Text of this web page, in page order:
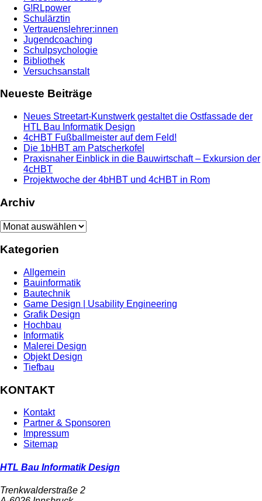
G!RLpower
Schulärztin
Vertrauenslehrer:innen
Jugendcoaching
Schulpsychologie
Bibliothek
Versuchsanstalt
Neueste Beiträge
Neues Streetart-Kunstwerk gestaltet die Ostfassade der
HTL Bau Informatik Design
4cHBT Fußballmeister auf dem Feld!
Die 1bHBT am Patscherkofel
Praxisnaher Einblick in die Bauwirtschaft – Exkursion der
4cHBT
Projektwoche der 4bHBT und 4cHBT in Rom
Archiv
Archiv
Kategorien
Allgemein
Bauinformatik
Bautechnik
Game Design | Usability Engineering
Grafik Design
Hochbau
Informatik
Malerei Design
Objekt Design
Tiefbau
KONTAKT
Kontakt
Partner & Sponsoren
Impressum
Sitemap
HTL Bau Informatik Design
Trenkwalderstraße 2